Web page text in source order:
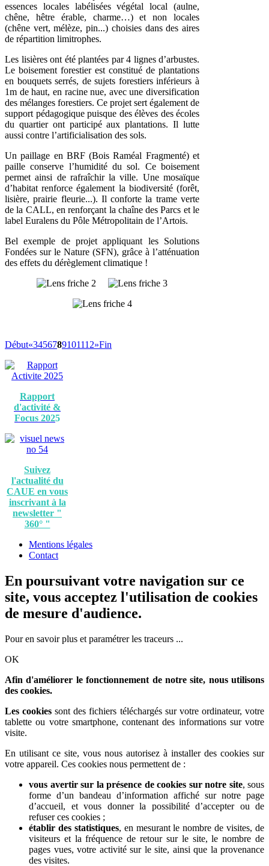
essences locales labélisées végétal local (aulne,
chêne, hêtre érable, charme…) et non locales
(chêne vert, mélèze, pin...) choisies dans des aires
de répartition limitrophes.
Les lisières ont été plantées par 4 lignes d’arbustes.
Le boisement forestier est constitué de plantations
en bouquets serrés, de sujets forestiers inférieurs à
1m de haut, en racine nue, avec une diversification
des mélanges forestiers. Ce projet sert également de
support pédagogique puisque des élèves des écoles
du quartier ont participé aux plantations. Il lutte
aussi contre l’artificialisation des sols.
Un paillage en BRF (Bois Raméal Fragmenté) et
paille conserve l’humidité du sol. Ce boisement
permet ainsi de rafraîchir la ville. Une mosaïque
d’habitat renforce également la biodiversité (forêt,
lisière, prairie fleurie...). Il conforte la trame verte
de la CALL, en renforçant la chaîne des Parcs et le
label Euralens du Pôle Métropolitain de l’Artois.
Bel exemple de projet appliquant les Solutions
Fondées sur le Nature (SFN), grâce à l’atténuation
des effets du dérèglement climatique !
Début«3456789101112»Fin
Rapport
d'activité &
Focus 2025
Suivez
l'actualité du
CAUE en vous
inscrivant à la
newsletter "
360° "
Mentions légales
Contact
En poursuivant votre navigation sur ce
site, vous acceptez l'utilisation de cookies
de mesure d'audience.
Pour en savoir plus et paramétrer les traceurs ...
OK
Afin d'améliorer le fonctionnement de notre site, nous utilisons
des cookies.
Les cookies sont des fichiers téléchargés sur votre ordinateur, votre
tablette ou votre smartphone, contenant des informations sur votre
visite.
En utilisant ce site, vous nous autorisez à installer des cookies sur
votre appareil. Ces cookies nous permettent de :
vous avertir sur la présence de cookies sur notre site, sous
forme d’un bandeau d’information affiché sur notre page
d’accueil, et vous donner la possibilité d’accepter ou de
refuser ces cookies ;
établir des statistiques, en mesurant le nombre de visites, de
visiteurs et la fréquence de retour sur le site, le nombre de
pages vues, votre activité sur le site, ainsi que la provenance
des visites.